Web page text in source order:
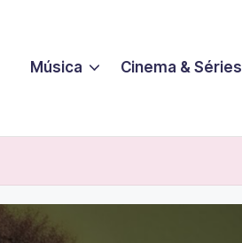
Música Cinema & Séries